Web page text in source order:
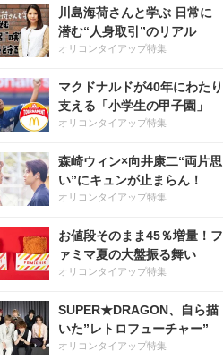
川島海荷さんと学ぶ 日常に
潜む“人身取引”のリアル
オリコンタイアップ特集
マクドナルドが40年にわたり
支える「小学生の甲子園」
オリコンタイアップ特集
森崎ウィン×向井康二“両片思
い”にキュンが止まらん！
オリコンタイアップ特集
お値段そのまま45％増量！フ
ァミマ夏の大盤振る舞い
オリコンタイアップ特集
SUPER★DRAGON、自ら描
いた”レトロフューチャー”
オリコンタイアップ特集